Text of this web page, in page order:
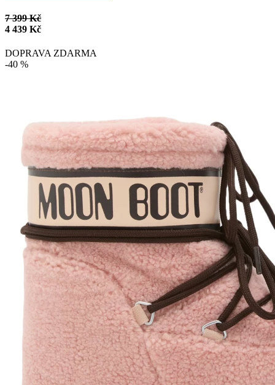
7 399 Kč
4 439 Kč
DOPRAVA ZDARMA
-40 %